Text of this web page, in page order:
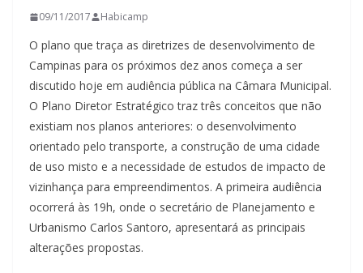
09/11/2017 Habicamp
O plano que traça as diretrizes de desenvolvimento de
Campinas para os próximos dez anos começa a ser
discutido hoje em audiência pública na Câmara Municipal.
O Plano Diretor Estratégico traz três conceitos que não
existiam nos planos anteriores: o desenvolvimento
orientado pelo transporte, a construção de uma cidade
de uso misto e a necessidade de estudos de impacto de
vizinhança para empreendimentos. A primeira audiência
ocorrerá às 19h, onde o secretário de Planejamento e
Urbanismo Carlos Santoro, apresentará as principais
alterações propostas.